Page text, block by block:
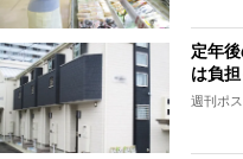
定年
は負
週刊ポス